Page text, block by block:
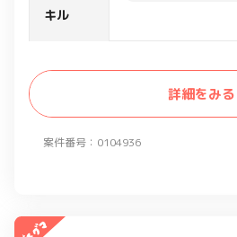
案件番号：0104936
キル
詳細をみる